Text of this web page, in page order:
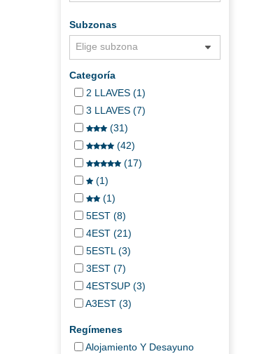
Subzonas
Elige subzona
Categoría
2 LLAVES (1)
3 LLAVES (7)
(31)
(42)
(17)
(1)
(1)
5EST (8)
4EST (21)
5ESTL (3)
3EST (7)
4ESTSUP (3)
A3EST (3)
Regímenes
Alojamiento Y Desayuno